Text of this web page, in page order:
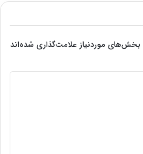
بخش‌های موردنیاز علامت‌گذاری شده‌اند